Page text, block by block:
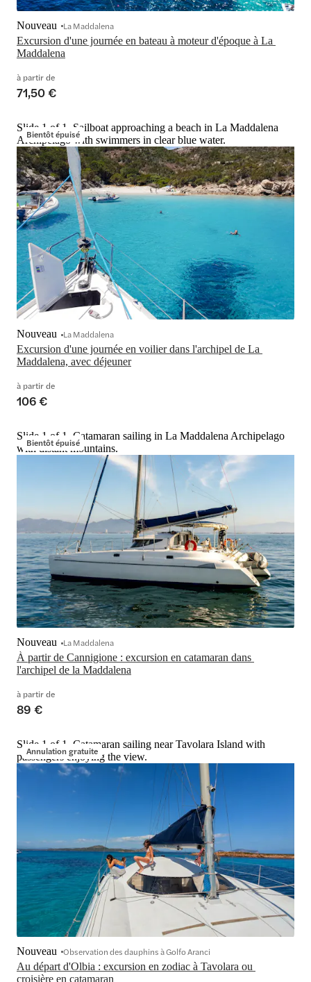
Excursion d'une journée en bateau à moteur d'époque à La
Maddalena
Nouveau La Maddalena
à partir de
71,50 €
Bientôt épuisé
Slide 1 of 1, Sailboat approaching a beach in La Maddalena
Archipelago with swimmers in clear blue water.
Excursion d'une journée en voilier dans l'archipel de La
Maddalena, avec déjeuner
Nouveau La Maddalena
à partir de
106 €
Bientôt épuisé
Slide 1 of 1, Catamaran sailing in La Maddalena Archipelago
with distant mountains.
À partir de Cannigione : excursion en catamaran dans
l'archipel de la Maddalena
Nouveau La Maddalena
à partir de
89 €
Annulation gratuite
Slide 1 of 1, Catamaran sailing near Tavolara Island with
passengers enjoying the view.
Au départ d'Olbia : excursion en zodiac à Tavolara ou
croisière en catamaran
Nouveau Observation des dauphins à Golfo Aranci